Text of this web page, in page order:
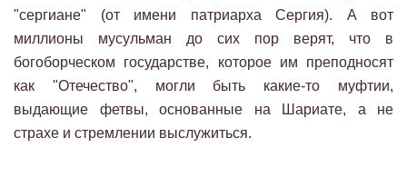
"сергиане" (от имени патриарха Сергия). А вот
миллионы мусульман до сих пор верят, что в
богоборческом государстве, которое им преподносят
как "Отечество", могли быть какие-то муфтии,
выдающие фетвы, основанные на Шариате, а не
страхе и стремлении выслужиться.